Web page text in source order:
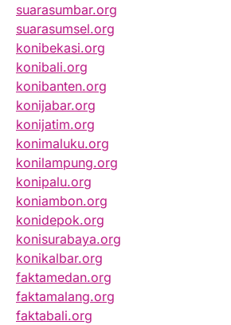
suarasumbar.org
suarasumsel.org
konibekasi.org
konibali.org
konibanten.org
konijabar.org
konijatim.org
konimaluku.org
konilampung.org
konipalu.org
koniambon.org
konidepok.org
konisurabaya.org
konikalbar.org
faktamedan.org
faktamalang.org
faktabali.org